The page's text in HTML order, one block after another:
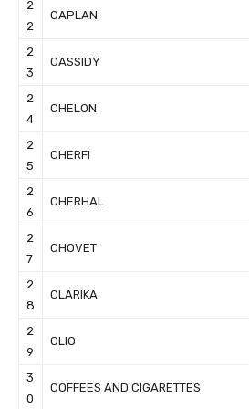
2
2
CAPLAN
2
3
CASSIDY
2
4
CHELON
2
5
CHERFI
2
6
CHERHAL
2
7
CHOVET
2
8
CLARIKA
2
9
CLIO
3
0
COFFEES AND CIGARETTES